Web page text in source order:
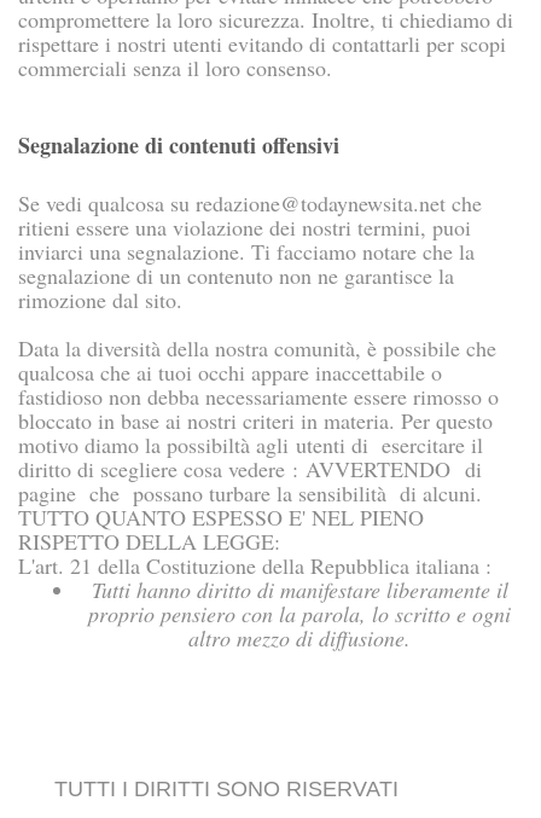
compromettere la loro sicurezza. Inoltre, ti chiediamo di
rispettare i nostri utenti evitando di contattarli per scopi
commerciali senza il loro consenso.
Segnalazione di contenuti offensivi
Se vedi qualcosa su redazione@todaynewsita.net che
ritieni essere una violazione dei nostri termini, puoi
inviarci una segnalazione. Ti facciamo notare che la
segnalazione di un contenuto non ne garantisce la
rimozione dal sito.
Data la diversità della nostra comunità, è possibile che
qualcosa che ai tuoi occhi appare inaccettabile o
fastidioso non debba necessariamente essere rimosso o
bloccato in base ai nostri criteri in materia. Per questo
motivo diamo la possibiltà agli utenti di esercitare il
diritto di scegliere cosa vedere : AVVERTENDO di
pagine che possano turbare la sensibilità di alcuni.
TUTTO QUANTO ESPESSO E' NEL PIENO
RISPETTO DELLA LEGGE:
L'art. 21 della Costituzione della Repubblica italiana :
Tutti hanno diritto di manifestare liberamente il
proprio pensiero con la parola, lo scritto e ogni
altro mezzo di diffusione.
TUTTI I DIRITTI SONO RISERVATI